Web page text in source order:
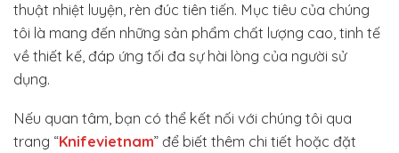
thuật nhiệt luyện, rèn đúc tiên tiến. Mục tiêu của chúng
tôi là mang đến những sản phẩm chất lượng cao, tinh tế
về thiết kế, đáp ứng tối đa sự hài lòng của người sử
dụng.
Nếu quan tâm, bạn có thể kết nối với chúng tôi qua
trang “Knifevietnam” để biết thêm chi tiết hoặc đặt